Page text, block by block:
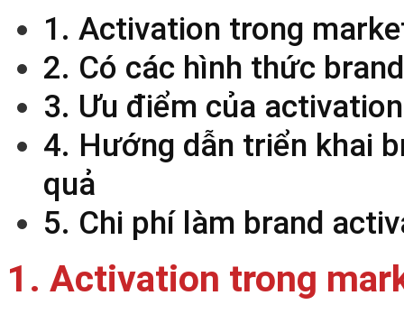
1. Activation trong
2. Có các hình thức
3. Ưu điểm của
4. Hướng dẫn triển khai
quả
5. Chi phí làm brand
1. Activation trong